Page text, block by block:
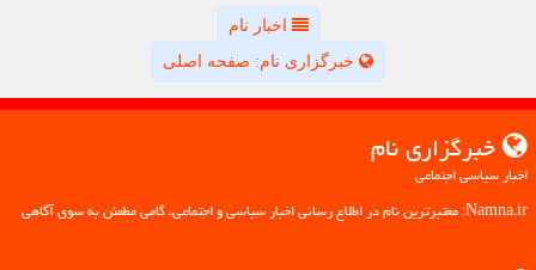
اخبار نام
خبرگزاری نام: صفحه اصلی
خبرگزاری نام
اخبار سیاسی اجتماعی
Namna.ir: معتبرترین نام در اطلاع رسانی اخبار سیاسی و اجتماعی، گامی مطمئن به سوی آگاهی